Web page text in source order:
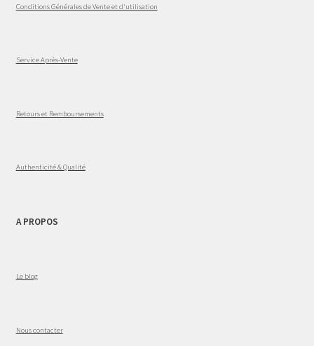
Conditions Générales de Vente et d'utilisation
Service Après-Vente
Retours et Remboursements
Authenticité & Qualité
A PROPOS
Le blog
Nous contacter